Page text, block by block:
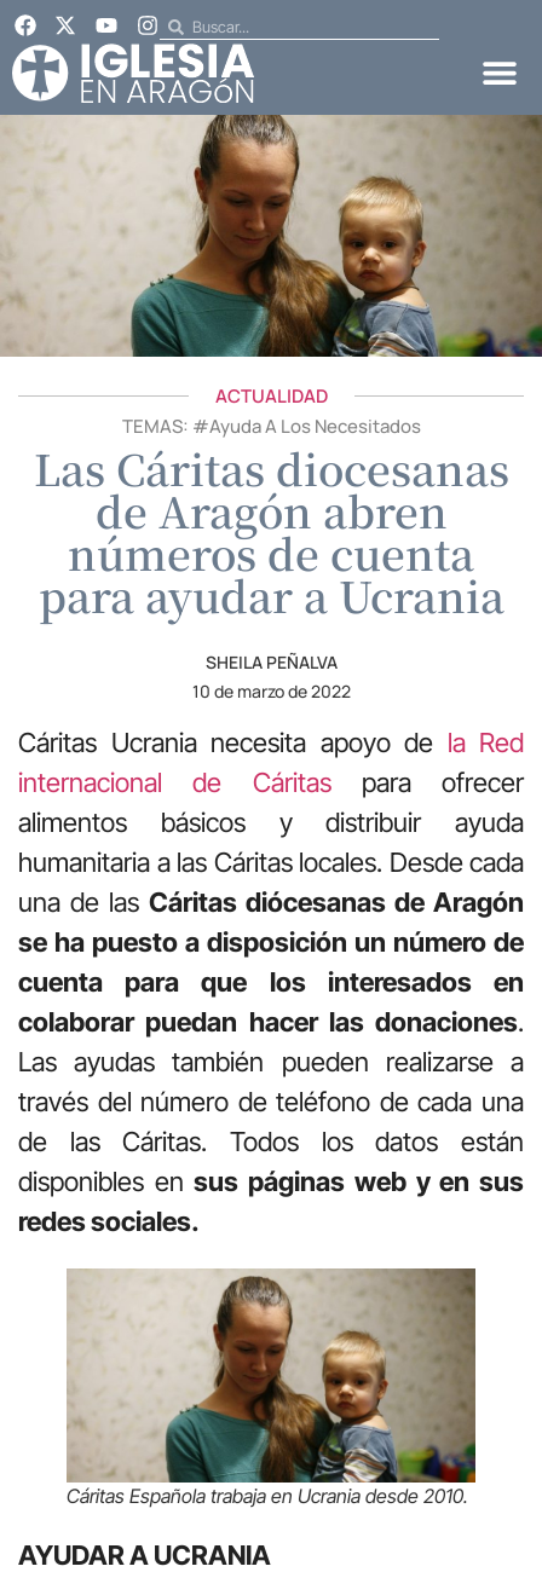
ACTUALIDAD
TEMAS: #Ayuda A Los Necesitados
Las Cáritas diocesanas
de Aragón abren
números de cuenta
para ayudar a Ucrania
SHEILA PEÑALVA
10 de marzo de 2022
Cáritas Ucrania necesita apoyo de la Red
internacional de Cáritaspara ofrecer
alimentos básicos y distribuir ayuda
humanitaria a las Cáritas locales. Desde cada
una de las Cáritas diócesanas de Aragón
se ha puesto a disposición un número de
cuenta para que los interesados en
colaborar puedan hacer las donaciones.
Las ayudas también pueden realizarse a
través del número de teléfono de cada una
de las Cáritas. Todos los datos están
disponibles ensus páginas web y en sus
redes sociales.
Cáritas Española trabaja en Ucrania desde 2010.
AYUDAR A UCRANIA